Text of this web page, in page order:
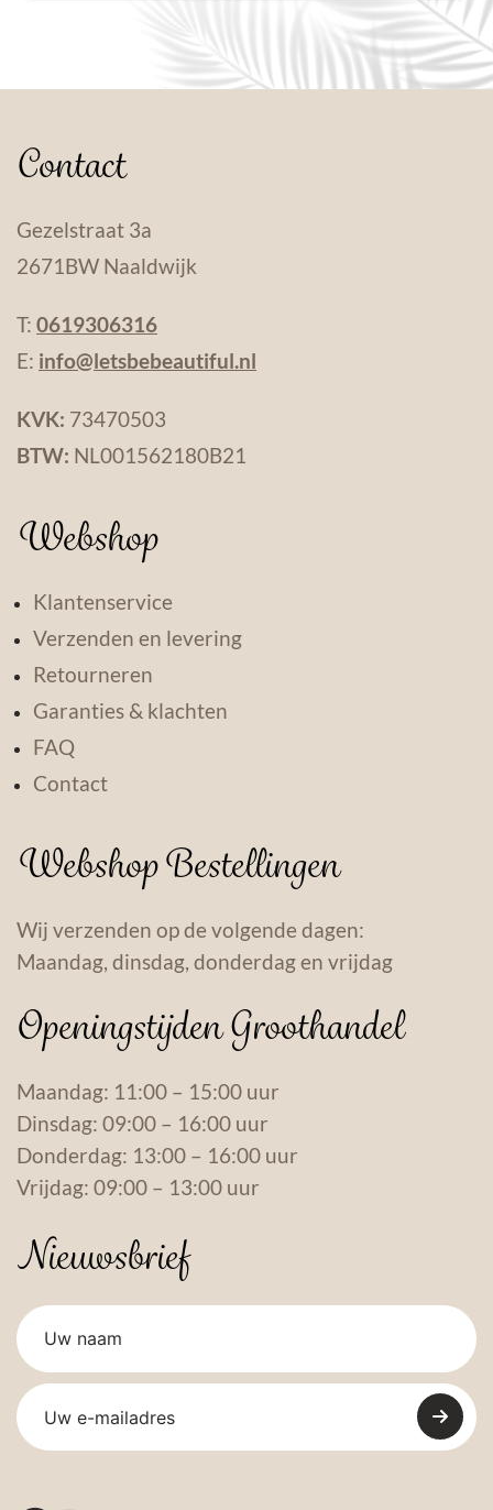
Contact
Gezelstraat 3a
2671BW Naaldwijk
T: 0619306316
E: info@letsbebeautiful.nl
KVK: 73470503
BTW: NL001562180B21
Webshop
Klantenservice
Verzenden en levering
Retourneren
Garanties & klachten
FAQ
Contact
Webshop Bestellingen
Wij verzenden op de volgende dagen:
Maandag, dinsdag, donderdag en vrijdag
Openingstijden Groothandel
Maandag: 11:00 – 15:00 uur
Dinsdag: 09:00 – 16:00 uur
Donderdag: 13:00 – 16:00 uur
Vrijdag: 09:00 – 13:00 uur
Nieuwsbrief